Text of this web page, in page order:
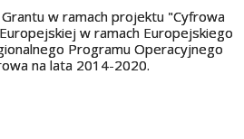
w ramach projektu "Cyfrowa
w ramach Europejskiego
Programu Operacyjnego
na lata 2014-2020.